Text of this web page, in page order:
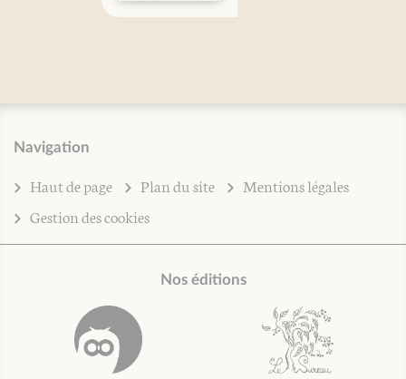
Navigation
Haut de page Plan du site
Mentions légales
Gestion des cookies
Nos éditions